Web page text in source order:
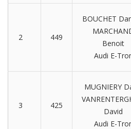
2 449
BOUCHET
Benoit
Audi E-
3 425
MUGNIERY
David
Audi E-